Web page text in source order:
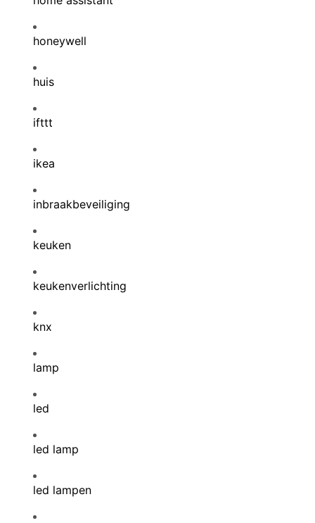
honeywell
huis
ifttt
ikea
inbraakbeveiliging
keuken
keukenverlichting
knx
lamp
led
led lamp
led lampen